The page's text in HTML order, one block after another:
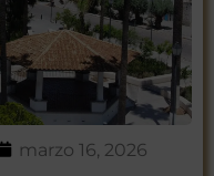
marzo 16, 2026